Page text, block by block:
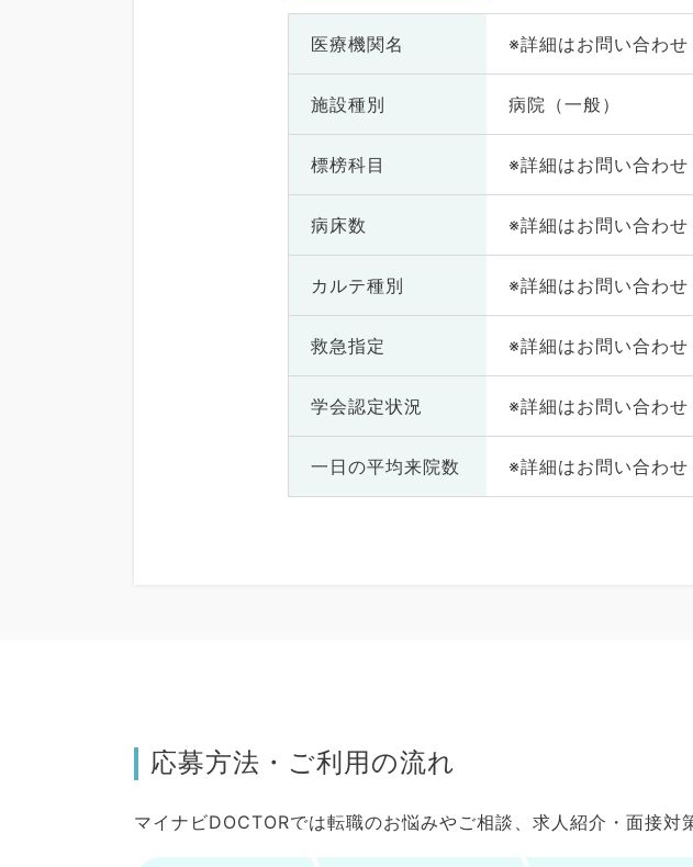
医療機関名 ※詳細はお問い合わせ
施設種別 病院（一般）
標榜科目 ※詳細はお問い合わせ
病床数 ※詳細はお問い合わせ
カルテ種別 ※詳細はお問い合わせ
救急指定 ※詳細はお問い合わせ
学会認定状況 ※詳細はお問い合わせ
一日の平均来院数 ※詳細はお問い合わせ
応募方法・ご利用の流れ
マイナビDOCTORでは転職のお悩みやご相談、求人紹介・面接